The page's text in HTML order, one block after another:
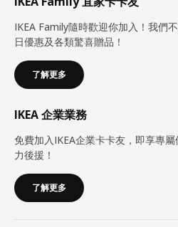
IKEA Family隨時歡迎你加入！我們
日優惠及各類驚喜贈品！
了解更多
IKEA 企業業務
免費加入IKEA企業卡卡友，即享專
力後援！
了解更多